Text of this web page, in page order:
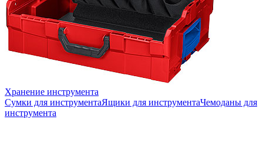
Хранение инструмента
Сумки для инструментаЯщики для инструментаЧемоданы для
инструмента